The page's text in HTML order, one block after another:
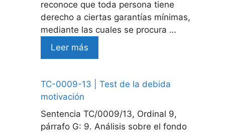
reconoce que toda persona tiene
derecho a ciertas garantías mínimas,
mediante las cuales se procura …
Leer más
TC-0009-13 | Test de la debida
motivación
Sentencia TC/0009/13, Ordinal 9,
párrafo G: 9. Análisis sobre el fondo